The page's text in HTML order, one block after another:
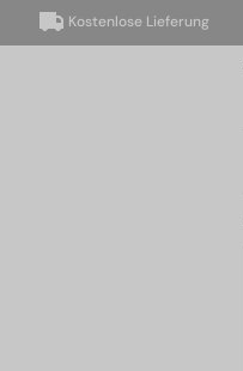
Kostenlose Lieferung